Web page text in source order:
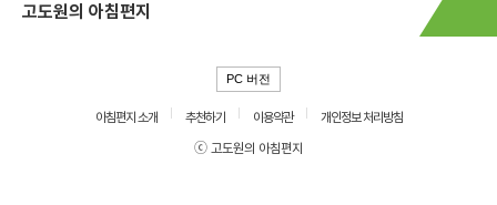
고도원의 아침편지
PC 버전
아침편지 소개 추천하기 이용약관
개인정보 처리방침
ⓒ 고도원의 아침편지